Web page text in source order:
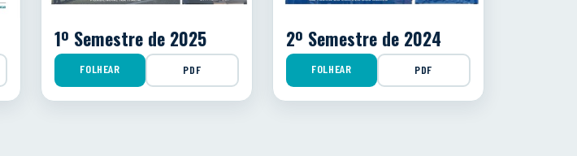
1º Semestre de 2025
FOLHEAR PDF
2º Semestre de 2024
FOLHEAR PDF